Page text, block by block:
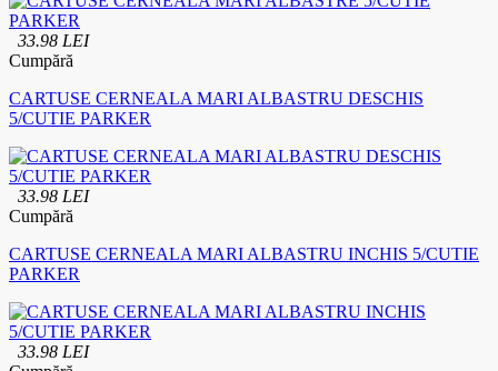
33.98 LEI
Cumpără
CARTUSE CERNEALA MARI ALBASTRU DESCHIS
5/CUTIE PARKER
33.98 LEI
Cumpără
CARTUSE CERNEALA MARI ALBASTRU INCHIS 5/CUTIE
PARKER
33.98 LEI